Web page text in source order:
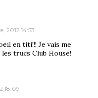
2012 14:53
en titi!!! Je vais me
trucs Club House!
18:09